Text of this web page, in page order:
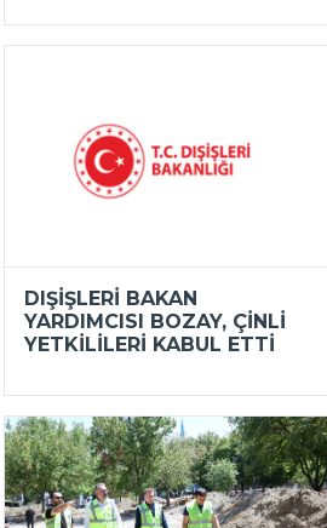
DIŞIŞLERI BAKAN
YARDIMCISI BOZAY, ÇINLI
YETKILILERI KABUL ETTI